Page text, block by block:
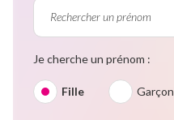
Je cherche un prénom :
Fille Garçon